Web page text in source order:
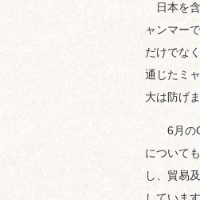
日本を含
ャンマー
だけでな
通じたミ
大は防げま
6月のG7
について
し、貿易